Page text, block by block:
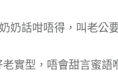
奶話咁唔得，叫老公
實型，唔會甜言蜜